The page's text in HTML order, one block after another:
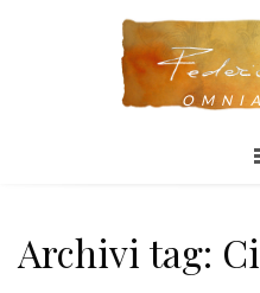
Archivi tag: